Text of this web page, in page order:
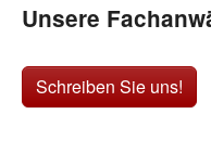
Unsere
Schreiben Sie uns!